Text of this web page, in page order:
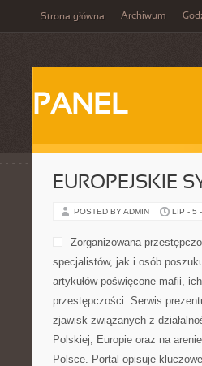
Strona główna Archiwum
PANEL
EUROPEJSKIE
POSTED BY ADMIN LIP - 5
Zorganizowana
specjalistów, jak i osób
artykułów poświęcone mafii,
przestępczości. Serwis
zjawisk związanych z
Polskiej, Europie oraz na
Polsce. Portal opisuje